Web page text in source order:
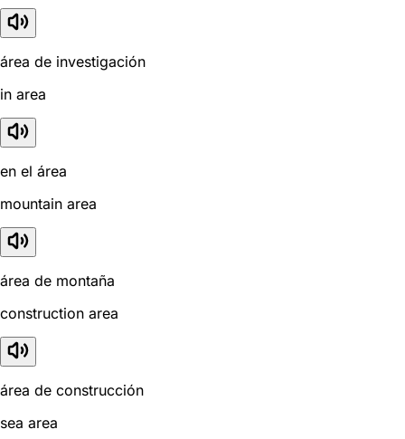
área de investigación
in area
en el área
mountain area
área de montaña
construction area
área de construcción
sea area